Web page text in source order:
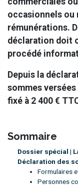
occasionnels
rémunérations.
déclaration doit
procédé
Depuis la
sommes
fixé à 2 400 €
Sommaire
Dossier spécial |
Déclaration des
Formulaires
Personnes